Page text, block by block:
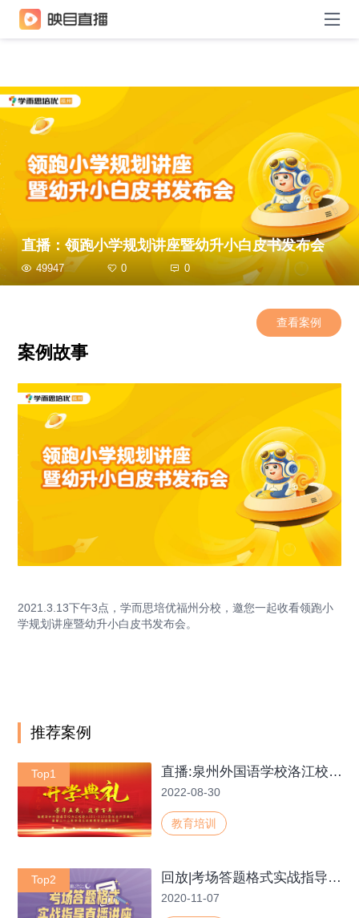
直播：领跑小学规划讲座暨幼升小白皮书发布会
49947 0 0
案例故事
查看案例
2021.3.13下午3点，学而思培优福州分校，邀您一起收看领跑小
学规划讲座暨幼升小白皮书发布会。
推荐案例
Top1 直播:泉州外国语学校洛江校区2022-2023学年度开学典礼暨第二十二届李德文奖教奖学金颁奖晚会
2022-08-30
教育培训
Top2 回放|考场答题格式实战指导，教你用答题格式再提40分
2020-11-07